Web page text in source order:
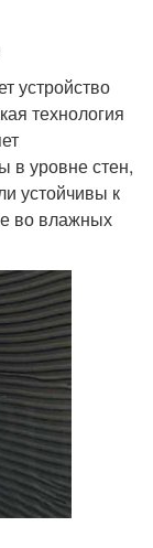
устройство
технология
в уровне стен,
устойчивы к
во влажных